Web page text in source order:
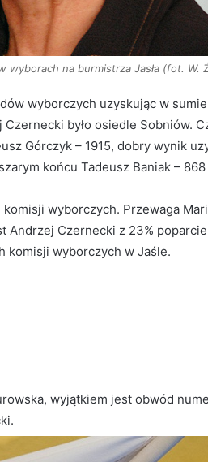
wyborach na burmistrza Jasła (fot. W.
wyborczych uzyskując w
było osiedle Sobniów.
Górczyk – 1915, dobry wynik
końcu Tadeusz Baniak – 868
wyborczych. Przewaga
Andrzej Czernecki z 23%
komisji wyborczych w Jaśle.
wyjątkiem jest obwód